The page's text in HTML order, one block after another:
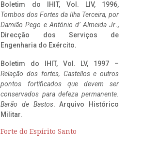
Boletim do IHIT, Vol. LIV, 1996,
Tombos dos Fortes da Ilha Terceira, por
Damião Pego e António d’ Almeida Jr.,
Direcção dos Serviços de
Engenharia do Exército.
Boletim do IHIT, Vol. LV, 1997 –
Relação dos fortes, Castellos e outros
pontos fortificados que devem ser
conservados para defeza permanente.
Barão de Bastos. Arquivo Histórico
Militar.
Forte do Espírito Santo